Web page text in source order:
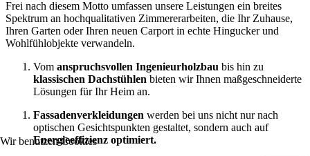
Frei nach diesem Motto umfassen unsere Leistungen ein breites
Spektrum an hochqualitativen Zimmererarbeiten, die Ihr Zuhause,
Ihren Garten oder Ihren neuen Carport in echte Hingucker und
Wohlfühlobjekte verwandeln.
Vom anspruchsvollen Ingenieurholzbau bis hin zu
klassischen Dachstühlen bieten wir Ihnen maßgeschneiderte
Lösungen für Ihr Heim an.
Fassadenverkleidungen werden bei uns nicht nur nach
optischen Gesichtspunkten gestaltet, sondern auch auf
Energieeffizienz optimiert.
Wir benutzen Cookies